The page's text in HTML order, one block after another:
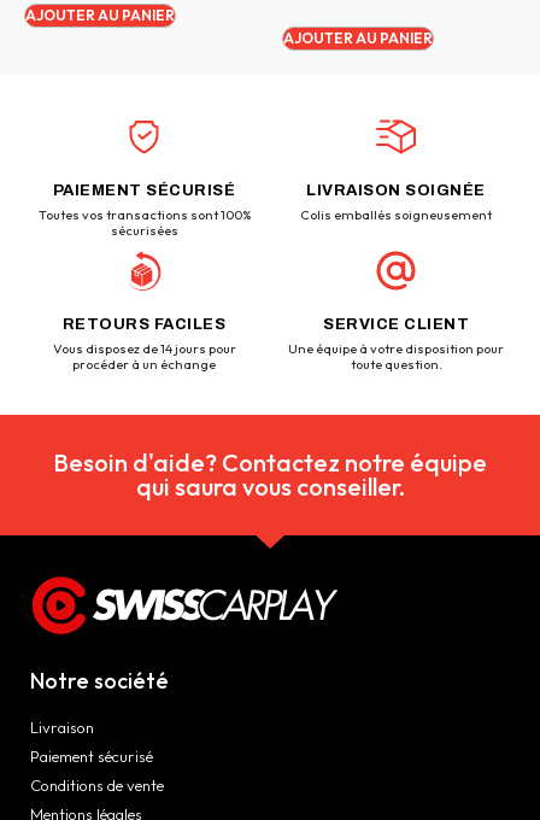
AJOUTER AU PANIER
AJOUTER AU PANIER
PAIEMENT SÉCURISÉ
Toutes vos transactions sont 100%
sécurisées
LIVRAISON SOIGNÉE
Colis emballés soigneusement
RETOURS FACILES
Vous disposez de 14 jours pour
procéder à un échange
SERVICE CLIENT
Une équipe à votre disposition pour
toute question.
Besoin d'aide? Contactez notre équipe
qui saura vous conseiller.
Notre société
Livraison
Paiement sécurisé
Conditions de vente
Mentions légales